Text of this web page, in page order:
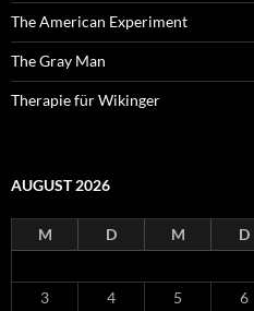
The American Experiment
The Gray Man
Therapie für Wikinger
AUGUST 2026
M D M D
3
4 5 6